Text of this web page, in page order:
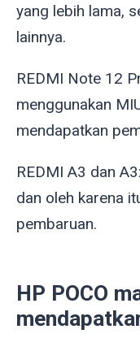
yang lebih lama,
lainnya.
REDMI Note 12
menggunakan
mendapatkan
REDMI A3 dan
dan oleh karena
pembaruan.
HP POCO